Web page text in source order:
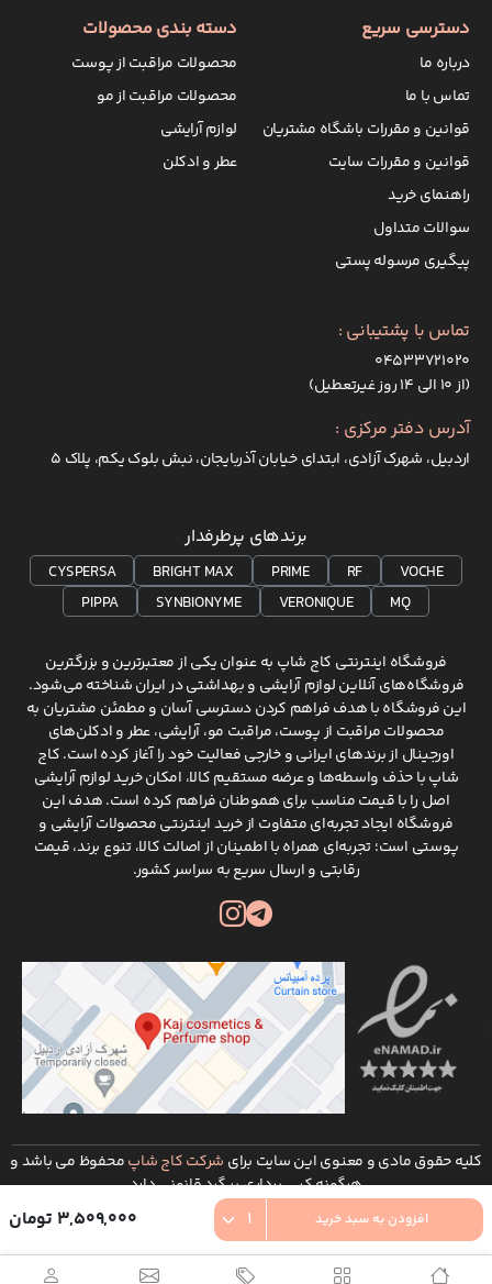
افزودن به سبد خرید 3,509,000 تومان
دسترسی سریع
درباره ما
تماس با ما
قوانین و مقررات باشگاه مشتریان
قوانین و مقررات سایت
راهنمای خرید
سوالات متداول
پیگیری مرسوله پستی
دسته بندی محصولات
محصولات مراقبت از پوست
محصولات مراقبت از مو
لوازم آرایشی
عطر و ادکلن
تماس با پشتیبانی :
۰۴۵۳۳۷۲۱۰۲۰
(از ۱۰ الی ۱۴ روز غیرتعطیل)
آدرس دفتر مرکزی :
اردبیل، شهرک آزادی، ابتدای خیابان آذربایجان، نبش بلوک یکم، پلاک 5
برندهای پرطرفدار
VOCHE
RF
PRIME
BRIGHT MAX
CYSPERSA
MQ
VERONIQUE
SYNBIONYME
PIPPA
فروشگاه اینترنتی کاج شاپ به عنوان یکی از معتبرترین و بزرگترین
فروشگاه‌های آنلاین لوازم آرایشی و بهداشتی در ایران شناخته می‌شود.
این فروشگاه با هدف فراهم کردن دسترسی آسان و مطمئن مشتریان به
محصولات مراقبت از پوست، مراقبت مو، آرایشی، عطر و ادکلن‌های
اورجینال از برندهای ایرانی و خارجی فعالیت خود را آغاز کرده است. کاج
شاپ با حذف واسطه‌ها و عرضه مستقیم کالا، امکان خرید لوازم آرایشی
اصل را با قیمت مناسب برای هموطنان فراهم کرده است. هدف این
فروشگاه ایجاد تجربه‌ای متفاوت از خرید اینترنتی محصولات آرایشی و
پوستی است؛ تجربه‌ای همراه با اطمینان از اصالت کالا، تنوع برند، قیمت
رقابتی و ارسال سریع به سراسر کشور.
کلیه حقوق مادی و معنوی این سایت برای شرکت کاج شاپمحفوظ می باشد و
هرگونه کپی برداری پیگرد قانونی دارد
توسعه و طراحی :
شرکت طراحی سایت ره وب